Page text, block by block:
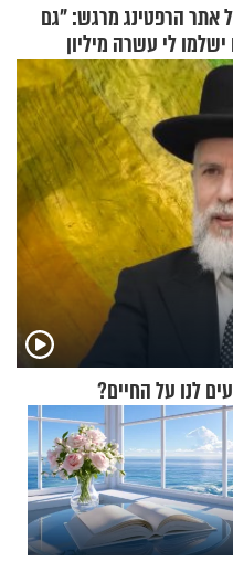
אתר הרפטינג מרגש: "גם
לי עשרה מיליון
- לא אפתח בשבת"
לנו על החיים?